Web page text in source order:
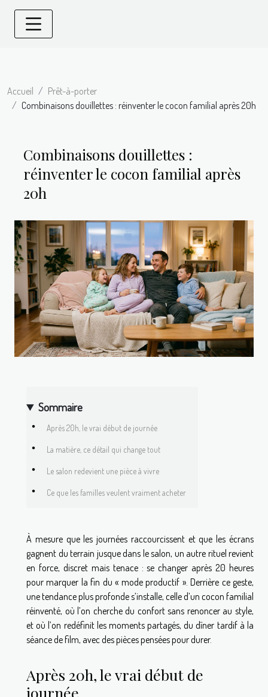
Accueil
Prêt-à-porter
Combinaisons douillettes : réinventer le cocon familial après 20h
Combinaisons douillettes :
réinventer le cocon familial après
20h
Sommaire
Après 20h, le vrai début de journée
La matière, ce détail qui change tout
Le salon redevient une pièce à vivre
Ce que les familles veulent vraiment acheter
À mesure que les journées raccourcissent et que les écrans
gagnent du terrain jusque dans le salon, un autre rituel revient
en force, discret mais tenace : se changer après 20 heures
pour marquer la fin du « mode productif ». Derrière ce geste,
une tendance plus profonde s’installe, celle d’un cocon familial
réinventé, où l’on cherche du confort sans renoncer au style,
et où l’on redéfinit les moments partagés, du dîner tardif à la
séance de film, avec des pièces pensées pour durer.
Après 20h, le vrai début de
journée